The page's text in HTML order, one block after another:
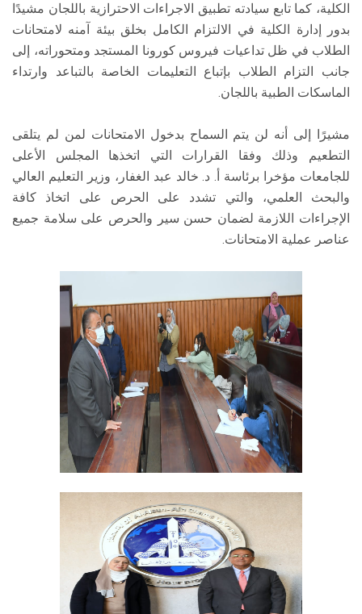
الكلية، كما تابع سيادته تطبيق الاجراءات الاحترازية باللجان مشيدًا
بدور إدارة الكلية في الالتزام الكامل بخلق بيئة آمنه لامتحانات
الطلاب في ظل تداعيات فيروس كورونا المستجد ومتحوراته، إلى
جانب التزام الطلاب بإتباع التعليمات الخاصة بالتباعد وارتداء
الماسكات الطبية باللجان.
مشيرًا إلى أنه لن يتم السماح بدخول الامتحانات لمن لم يتلقى
التطعيم وذلك وفقا القرارات التي اتخذها المجلس الأعلى
للجامعات مؤخرا برئاسة أ. د. خالد عبد الغفار، وزير التعليم العالي
والبحث العلمي، والتي تشدد على الحرص على اتخاذ كافة
الإجراءات اللازمة لضمان حسن سير والحرص على سلامة جميع
عناصر عملية الامتحانات.